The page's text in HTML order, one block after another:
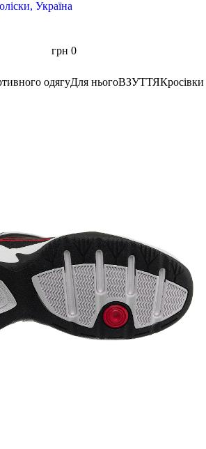
Україна
грн 0
одягуДля ньогоВЗУТТЯ